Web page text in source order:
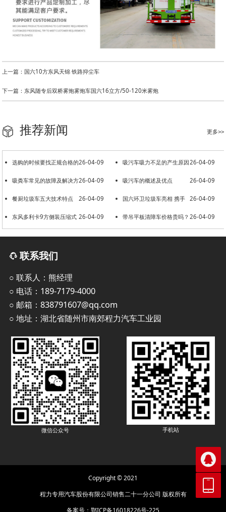
上一篇：国六10方东风天锦 铁路抑尘车
下一篇：东风随专后双桥雾炮雾炮车国六16立方/50-120米雾炮
更多>>
推荐新闻
26-04-09
选购的时候要找正规合格的
洒水车厂家
26-04-09
吸污车吸力不足的产生原因
26-04-09
吸粪车常见的故障及解决方
法
26-04-09
吸污车的概述及优点
26-04-09
餐厨垃圾车五大技术特点 26-04-09
国六环卫垃圾车亮相 携手
共建美好环境
26-04-09
东风多利卡9方侧装压缩式 26-04-09
带吊平板清障车价格贵吗？
联系我们
○ 联系人：熊经理
○ 电话：189-7179-4000
○ 邮箱：838791607@qq.com
○ 地址：湖北省随州市南郊程力汽车工业园
微信公众号 手机站
Copyright © 2021
程力专用汽车股份有限公司销售二十一分公司 版权所有

